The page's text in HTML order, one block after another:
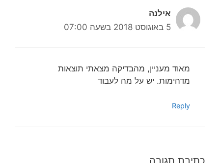
אילנה
5 באוגוסט 2018 בשעה 07:00
מאוד מעניין, מהבדיקה מצאתי תוצאות
מדהימות. יש על מה לעבוד
Reply
כתיבת תגובה